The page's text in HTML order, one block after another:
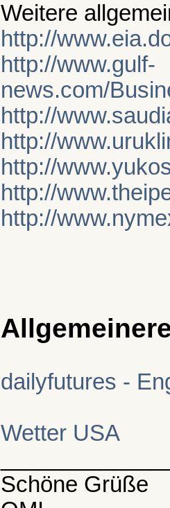
Weitere
http://
http://www.gulf-
news.com/
http://
http://
http://
http://
http://
dailyfutures -
Wetter USA
Schöne Grüße